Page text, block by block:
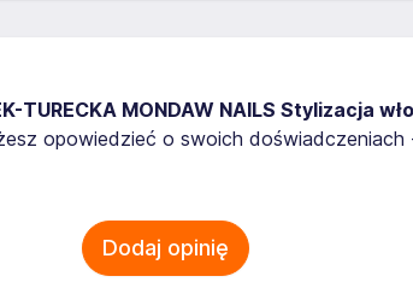
TURECKA MONDAW NAILS Stylizacja
opowiedzieć o swoich
Dodaj opinię